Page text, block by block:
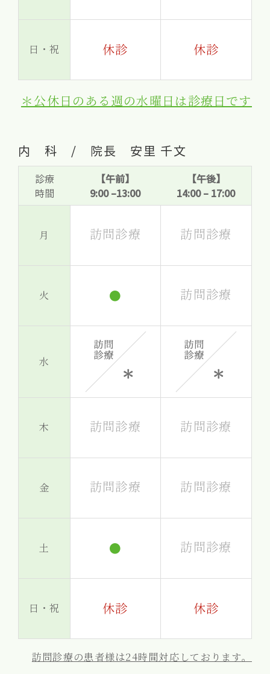
日・祝 休診 休診
＊公休日のある週の水曜日は診療日です
内 科 / 院長 安里 千文
診療
時間
【午前】
9:00 –13:00
【午後】
14:00 – 17:00
月 訪問診療 訪問診療
火 ● 訪問診療
水
木 訪問診療 訪問診療
金 訪問診療 訪問診療
土 ● 訪問診療
日・祝 休診 休診
訪問診療の患者様は24時間対応しております。